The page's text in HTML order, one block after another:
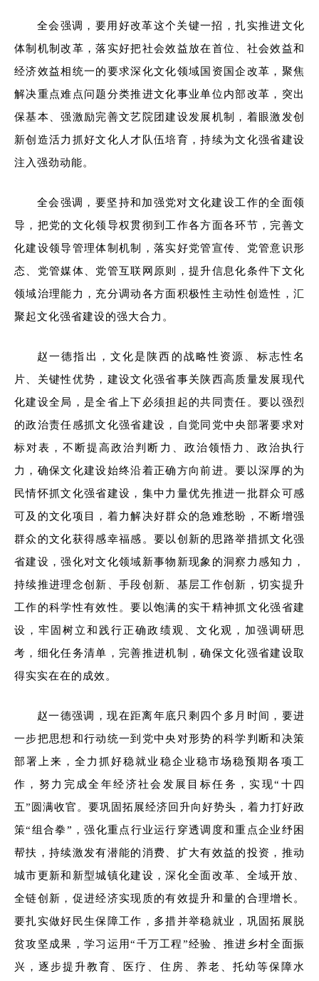
全会强调，要用好改革这个关键一招，扎实推进文化
体制机制改革，落实好把社会效益放在首位、社会效益和
经济效益相统一的要求深化文化领域国资国企改革，聚焦
解决重点难点问题分类推进文化事业单位内部改革，突出
保基本、强激励完善文艺院团建设发展机制，着眼激发创
新创造活力抓好文化人才队伍培育，持续为文化强省建设
注入强劲动能。
全会强调，要坚持和加强党对文化建设工作的全面领
导，把党的文化领导权贯彻到工作各方面各环节，完善文
化建设领导管理体制机制，落实好党管宣传、党管意识形
态、党管媒体、党管互联网原则，提升信息化条件下文化
领域治理能力，充分调动各方面积极性主动性创造性，汇
聚起文化强省建设的强大合力。
赵一德指出，文化是陕西的战略性资源、标志性名
片、关键性优势，建设文化强省事关陕西高质量发展现代
化建设全局，是全省上下必须担起的共同责任。要以强烈
的政治责任感抓文化强省建设，自觉同党中央部署要求对
标对表，不断提高政治判断力、政治领悟力、政治执行
力，确保文化建设始终沿着正确方向前进。要以深厚的为
民情怀抓文化强省建设，集中力量优先推进一批群众可感
可及的文化项目，着力解决好群众的急难愁盼，不断增强
群众的文化获得感幸福感。要以创新的思路举措抓文化强
省建设，强化对文化领域新事物新现象的洞察力感知力，
持续推进理念创新、手段创新、基层工作创新，切实提升
工作的科学性有效性。要以饱满的实干精神抓文化强省建
设，牢固树立和践行正确政绩观、文化观，加强调研思
考，细化任务清单，完善推进机制，确保文化强省建设取
得实实在在的成效。
赵一德强调，现在距离年底只剩四个多月时间，要进
一步把思想和行动统一到党中央对形势的科学判断和决策
部署上来，全力抓好稳就业稳企业稳市场稳预期各项工
作，努力完成全年经济社会发展目标任务，实现“十四
五”圆满收官。要巩固拓展经济回升向好势头，着力打好政
策“组合拳”，强化重点行业运行穿透调度和重点企业纾困
帮扶，持续激发有潜能的消费、扩大有效益的投资，推动
城市更新和新型城镇化建设，深化全面改革、全域开放、
全链创新，促进经济实现质的有效提升和量的合理增长。
要扎实做好民生保障工作，多措并举稳就业，巩固拓展脱
贫攻坚成果，学习运用“千万工程”经验、推进乡村全面振
兴，逐步提升教育、医疗、住房、养老、托幼等保障水